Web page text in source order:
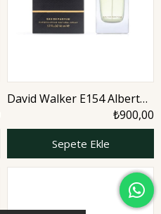
David Walker E154 Albert
50 ml Erkek Parfüm |
Aromatic
₺900,00
Sepete Ekle